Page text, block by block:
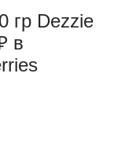
гр Dezzie
в